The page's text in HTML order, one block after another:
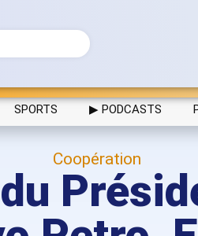
SPORTS ▶ PODCASTS
Coopération